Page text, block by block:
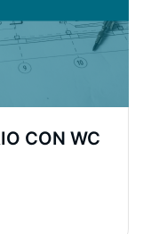
CON WC